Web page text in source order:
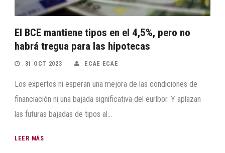
El BCE mantiene tipos en el 4,5%, pero no
habrá tregua para las hipotecas
31 OCT 2023 ECAE ECAE
Los expertos ni esperan una mejora de las condiciones de
financiación ni una bajada significativa del euríbor. Y aplazan
las futuras bajadas de tipos al...
LEER MÁS